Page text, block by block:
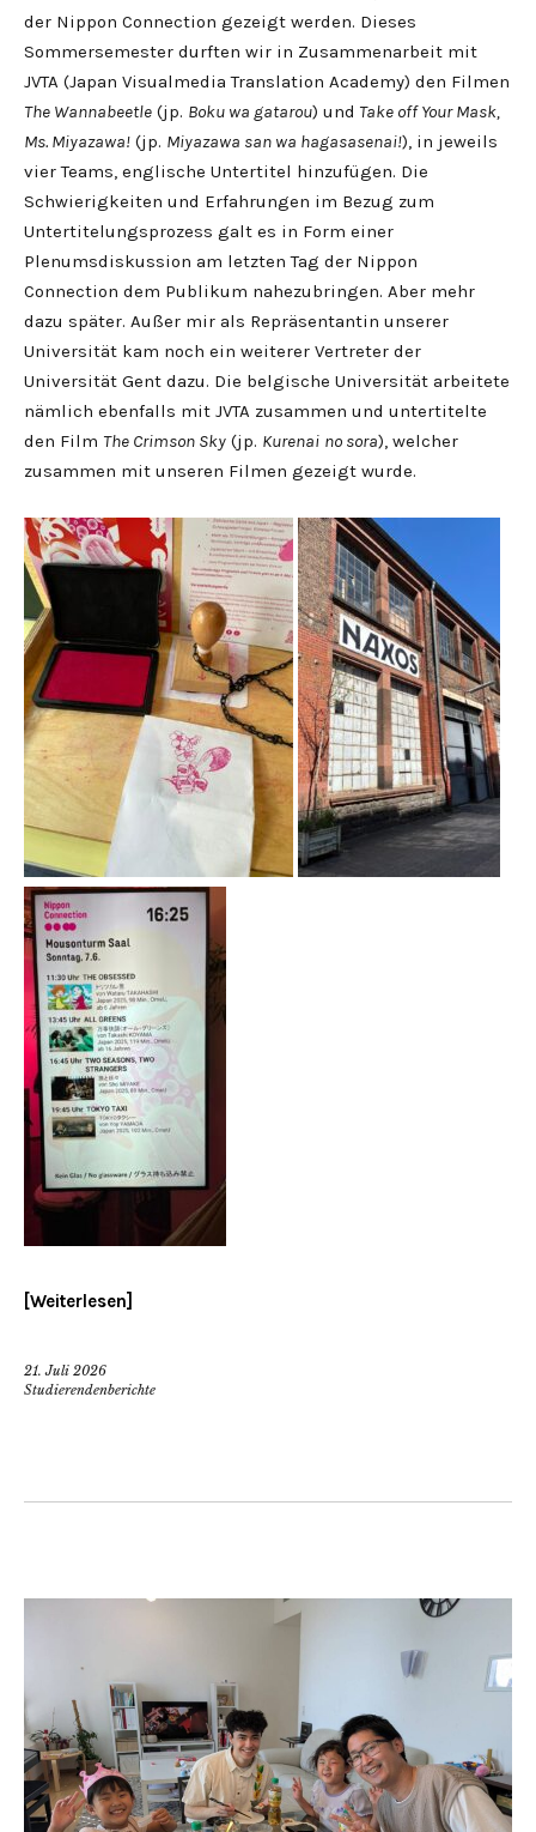
der Nippon Connection gezeigt werden. Dieses
Sommersemester durften wir in Zusammenarbeit mit
JVTA (Japan Visualmedia Translation Academy) den Filmen
The Wannabeetle (jp. Boku wa gatarou) und Take off Your Mask,
Ms. Miyazawa! (jp. Miyazawa san wa hagasasenai!), in jeweils
vier Teams, englische Untertitel hinzufügen. Die
Schwierigkeiten und Erfahrungen im Bezug zum
Untertitelungsprozess galt es in Form einer
Plenumsdiskussion am letzten Tag der Nippon
Connection dem Publikum nahezubringen. Aber mehr
dazu später. Außer mir als Repräsentantin unserer
Universität kam noch ein weiterer Vertreter der
Universität Gent dazu. Die belgische Universität arbeitete
nämlich ebenfalls mit JVTA zusammen und untertitelte
den Film The Crimson Sky (jp. Kurenai no sora), welcher
zusammen mit unseren Filmen gezeigt wurde.
Weiterlesen
21. Juli 2026
Studierendenberichte